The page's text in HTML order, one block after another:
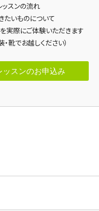
ッスンの流れ
たいものについて
実際にご体験いただきます
・靴でお越しください）
ッスンのお申込み